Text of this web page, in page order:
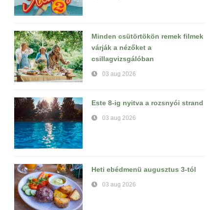
Minden csütörtökön remek filmek
várják a nézőket a
csillagvizsgálóban
03 aug 2026
Este 8-ig nyitva a rozsnyói strand
03 aug 2026
Heti ebédmenü augusztus 3-tól
03 aug 2026